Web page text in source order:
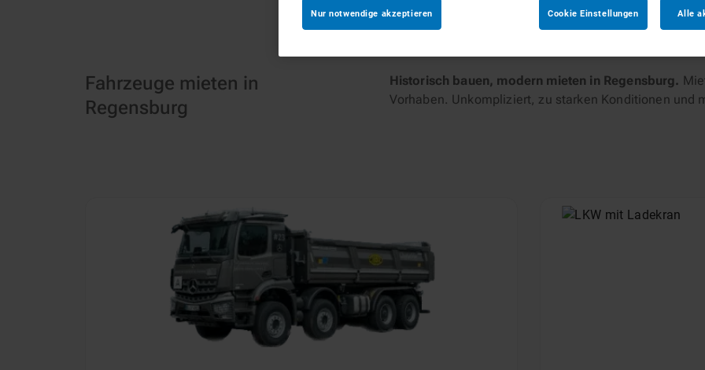
Fahrzeuge mieten in
Regensburg
Historisch bauen, modern mieten in Regensburg.
Vorhaben. Unkompliziert, zu starken Konditionen und
Nur notwendige akzeptieren Alle
Cookie Einstellungen